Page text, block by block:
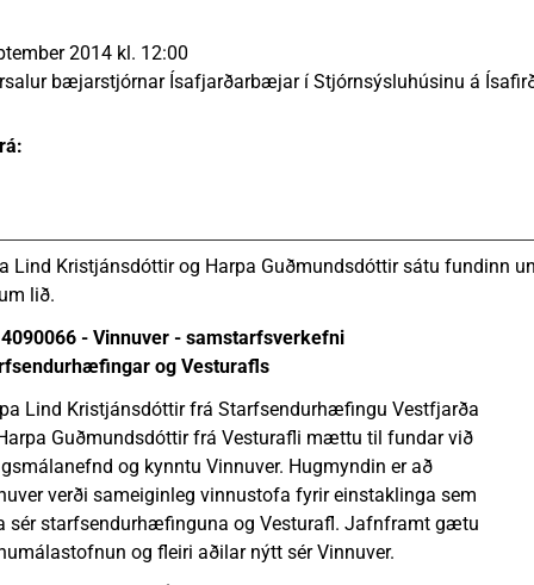
2014 kl. 12:00
bæjarstjórnar Ísafjarðarbæjar í Stjórnsýsluhúsinu á
Lind Kristjánsdóttir og Harpa Guðmundsdóttir sátu fundinn
lið.
- Vinnuver - samstarfsverkefni
og Vesturafls
Lind Kristjánsdóttir frá Starfsendurhæfingu Vestfjarða
Guðmundsdóttir frá Vesturafli mættu til fundar við
og kynntu Vinnuver. Hugmyndin er að
verði sameiginleg vinnustofa fyrir einstaklinga sem
sér starfsendurhæfinguna og Vesturafl. Jafnframt gætu
og fleiri aðilar nýtt sér Vinnuver.